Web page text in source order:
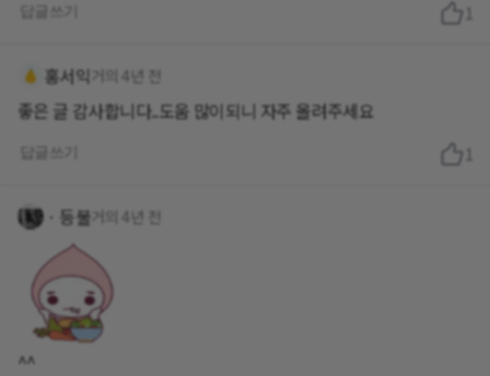
답글쓰기 1
홍서익 거의 4년 전
좋은 글 감사합니다..도움 많이되니 자주 올려주세요
답글쓰기 1
ㆍ등불 거의 4년 전
^^